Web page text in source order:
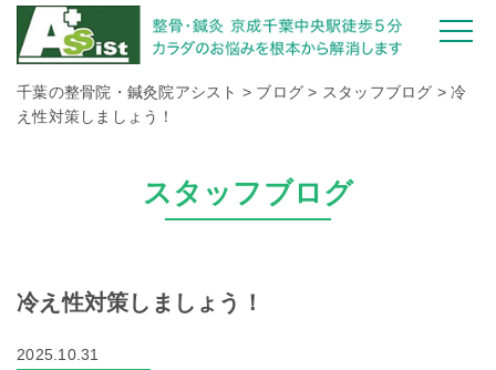
千葉の整骨院・鍼灸院アシスト > ブログ > スタッフブログ >冷
え性対策しましょう！
スタッフブログ
冷え性対策しましょう！
2025.10.31